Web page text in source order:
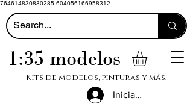
764614830830285 604056166958312
1:35 modelos
Kits de modelos, pinturas y más.
Iniciar sesión